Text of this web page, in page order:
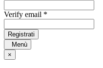
Verify email *
Registrati
Menù
×